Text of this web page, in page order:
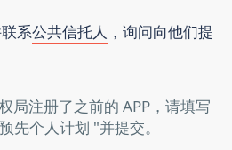
系公共信托人 ，询问向他们提
局注册了之前的 APP，请填写
先个人计划 "并提交。